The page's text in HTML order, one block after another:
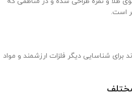
است.
برای شناسایی دیگر فلزات ارزشمند و مواد